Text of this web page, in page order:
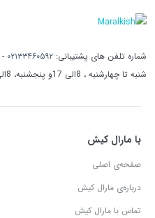
شماره تلفن های پشتیبانی: ۰۲۱۳۳۴۶۰۵۹۲ -
شنبه تا چهارشنبه ، 8الی 17و پنجشنبه، 8الی 14 میزبان صدای گرمتان هستیم
با مارال کیش
صفحه‌ی اصلی
درباره‌ی مارال کیش
تماس با مارال کیش